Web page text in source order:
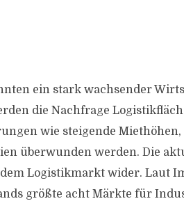
ein stark wachsender
die Nachfrage
wie steigende
überwunden werden. Die
Logistikmarkt wider. Laut
größte acht Märkte für